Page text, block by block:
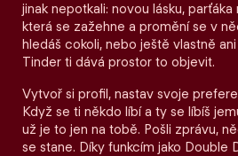
jinak nepotkali: novou lásku,
která se zažehne a promění se v
hledáš cokoli, nebo ještě vlastně
Tinder ti dává prostor to objevit.
Vytvoř si profil, nastav svoje
Když se ti někdo líbí a ty se líbíš
už je to jen na tobě. Pošli zprávu,
se stane. Díky funkcím jako Double